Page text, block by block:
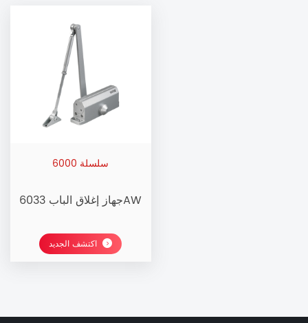
سلسلة 6000
جهاز إغلاق الباب 6033AW
اكتشف الجديد